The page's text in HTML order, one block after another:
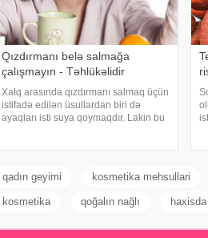
Qızdırmanı belə salmağa
çalışmayın - Təhlükəlidir
Xalq arasında qızdırmanı salmaq üçün
istifadə edilən üsullardan biri də
ayaqları isti suya qoymaqdır. Lakin bu
qadın geyimi kosmetika mehsullari
kosmetika qoğalın nağlı haxisda